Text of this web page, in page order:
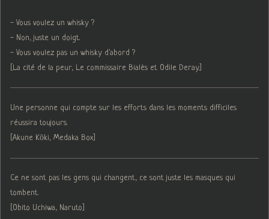
- Vous voulez un whisky ?
- Non, juste un doigt.
- Vous voulez pas un whisky d'abord ?
[La cité de la peur, Le commissaire Bialès et Odile Deray.]
Une personne qui compte sur les efforts dans les moments difficiles
réussira toujours.
[Akune Kōki, Medaka Box]
Ce ne sont pas les gens qui changent, ce sont juste les masques qui
tombent.
[Obito Uchiwa, Naruto]